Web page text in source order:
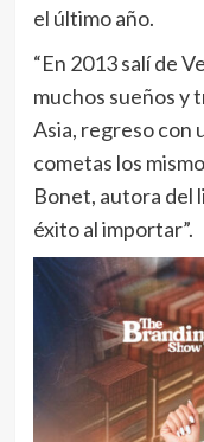
el último año.
“En 2013 salí de
muchos sueños y
Asia, regreso con
cometas los
Bonet, autora del
éxito al importar”.